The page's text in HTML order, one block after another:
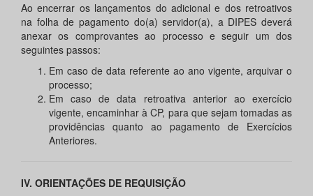
Ao encerrar os lançamentos do adicional e dos retroativos
na folha de pagamento do(a) servidor(a), a DIPES deverá
anexar os comprovantes ao processo e seguir um dos
seguintes passos:
Em caso de data referente ao ano vigente, arquivar o
processo;
Em caso de data retroativa anterior ao exercício
vigente, encaminhar à CP, para que sejam tomadas as
providências quanto ao pagamento de Exercícios
Anteriores.
IV. ORIENTAÇÕES DE REQUISIÇÃO